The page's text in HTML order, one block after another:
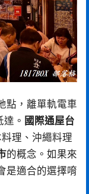
點，離單軌電車
。 國際通屋台
理、沖繩料理
的概念。如果來
是適合的選擇唷